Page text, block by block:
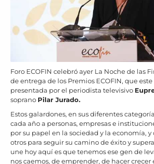
Foro ECOFIN celebró ayer La Noche de las
de entrega de los Premios ECOFIN, que
presentada por el periodista televisivo
soprano Pilar Jurado.
Estos galardones, en sus diferentes
cada año a personas, empresas e
por su papel en la sociedad y la economía,
otros para seguir su camino de éxito y
une hoy aquí es que tenemos ese gen de
nos caemos, de emprender, de hacer crecer